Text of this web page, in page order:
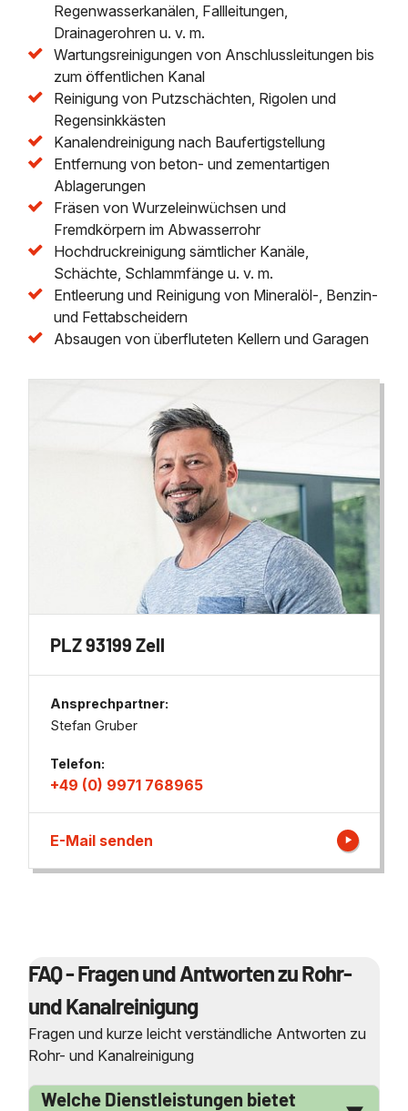
Regenwasserkanälen, Fallleitungen,
Drainagerohren u. v. m.
Wartungsreinigungen von Anschlussleitungen bis
zum öffentlichen Kanal
Reinigung von Putzschächten, Rigolen und
Regensinkkästen
Kanalendreinigung nach Baufertigstellung
Entfernung von beton- und zementartigen
Ablagerungen
Fräsen von Wurzeleinwüchsen und
Fremdkörpern im Abwasserrohr
Hochdruckreinigung sämtlicher Kanäle,
Schächte, Schlammfänge u. v. m.
Entleerung und Reinigung von Mineralöl-, Benzin-
und Fettabscheidern
Absaugen von überfluteten Kellern und Garagen
PLZ 93199 Zell
Ansprechpartner:
Stefan Gruber
Telefon:
+49 (0) 9971 768965
E-Mail senden
FAQ - Fragen und Antworten zu Rohr-
und Kanalreinigung
Fragen und kurze leicht verständliche Antworten zu
Rohr- und Kanalreinigung
Welche Dienstleistungen bietet